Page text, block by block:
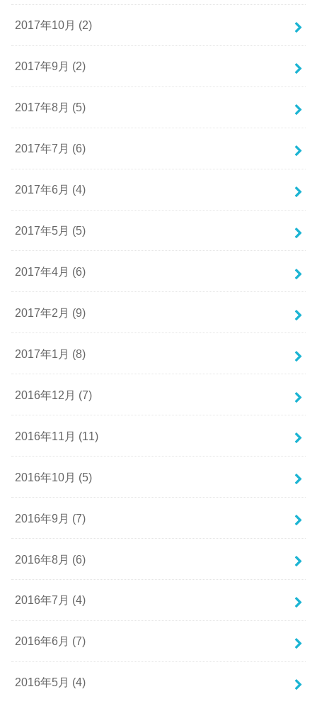
2017年10月 (2)
2017年9月 (2)
2017年8月 (5)
2017年7月 (6)
2017年6月 (4)
2017年5月 (5)
2017年4月 (6)
2017年2月 (9)
2017年1月 (8)
2016年12月 (7)
2016年11月 (11)
2016年10月 (5)
2016年9月 (7)
2016年8月 (6)
2016年7月 (4)
2016年6月 (7)
2016年5月 (4)